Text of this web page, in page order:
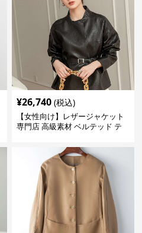
¥26,740 (税込)
【女性向け】レザージャケット
専門店 高級素材 ベルテッド テ